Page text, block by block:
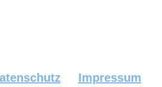
Impressum